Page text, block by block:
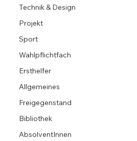
Technik & Design
Projekt
Sport
Wahlpflichtfach
Ersthelfer
Allgemeines
Freigegenstand
Bibliothek
AbsolventInnen